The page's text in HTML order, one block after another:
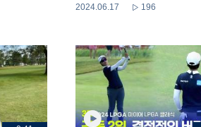
2024.06.17 196